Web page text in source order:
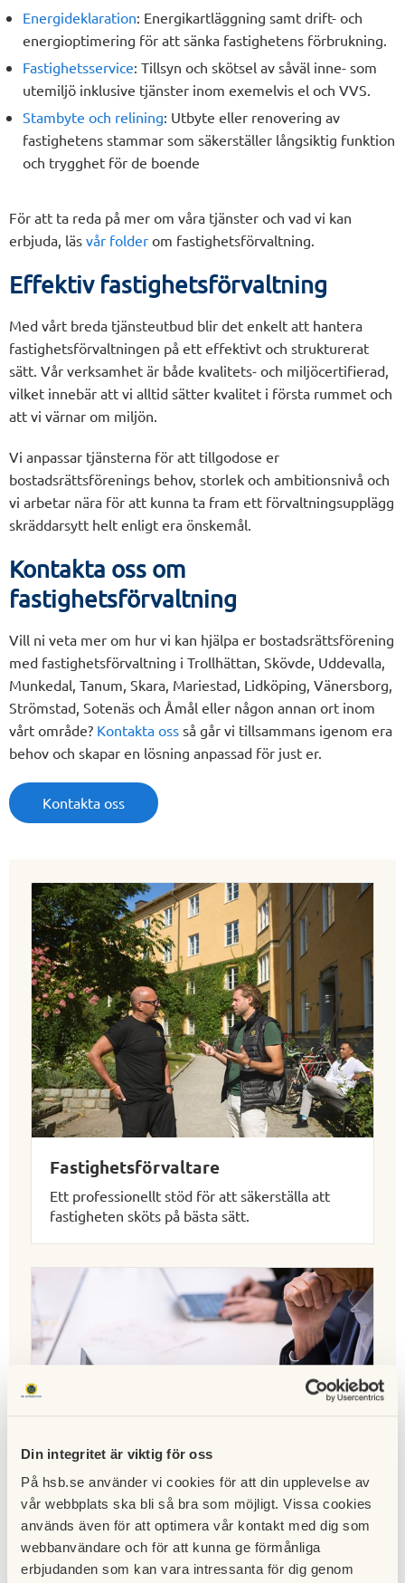
Din integritet är viktig för oss
På hsb.se använder vi cookies för att din upplevelse av
vår webbplats ska bli så bra som möjligt. Vissa cookies
används även för att optimera vår kontakt med dig som
webbanvändare och för att kunna ge förmånliga
erbjudanden som kan vara intressanta för dig genom
Energideklaration: Energikartläggning samt drift- och
energioptimering för att sänka fastighetens förbrukning.
Fastighetsservice: Tillsyn och skötsel av såväl inne- som
utemiljö inklusive tjänster inom exemelvis el och VVS.
Stambyte och relining: Utbyte eller renovering av
fastighetens stammar som säkerställer långsiktig funktion
och trygghet för de boende
För att ta reda på mer om våra tjänster och vad vi kan
erbjuda, läs vår folder om fastighetsförvaltning.
Effektiv fastighetsförvaltning
Med vårt breda tjänsteutbud blir det enkelt att hantera
fastighetsförvaltningen på ett effektivt och strukturerat
sätt. Vår verksamhet är både kvalitets- och miljöcertifierad,
vilket innebär att vi alltid sätter kvalitet i första rummet och
att vi värnar om miljön.
Vi anpassar tjänsterna för att tillgodose er
bostadsrättsförenings behov, storlek och ambitionsnivå och
vi arbetar nära för att kunna ta fram ett förvaltningsupplägg
skräddarsytt helt enligt era önskemål.
Kontakta oss om
fastighetsförvaltning
Vill ni veta mer om hur vi kan hjälpa er bostadsrättsförening
med fastighetsförvaltning i Trollhättan, Skövde, Uddevalla,
Munkedal, Tanum, Skara, Mariestad, Lidköping, Vänersborg,
Strömstad, Sotenäs och Åmål eller någon annan ort inom
vårt område? Kontakta oss så går vi tillsammans igenom era
behov och skapar en lösning anpassad för just er.
Kontakta oss
Fastighetsförvaltare
Ett professionellt stöd för att säkerställa att
fastigheten sköts på bästa sätt.
Ekonomisk förvaltning